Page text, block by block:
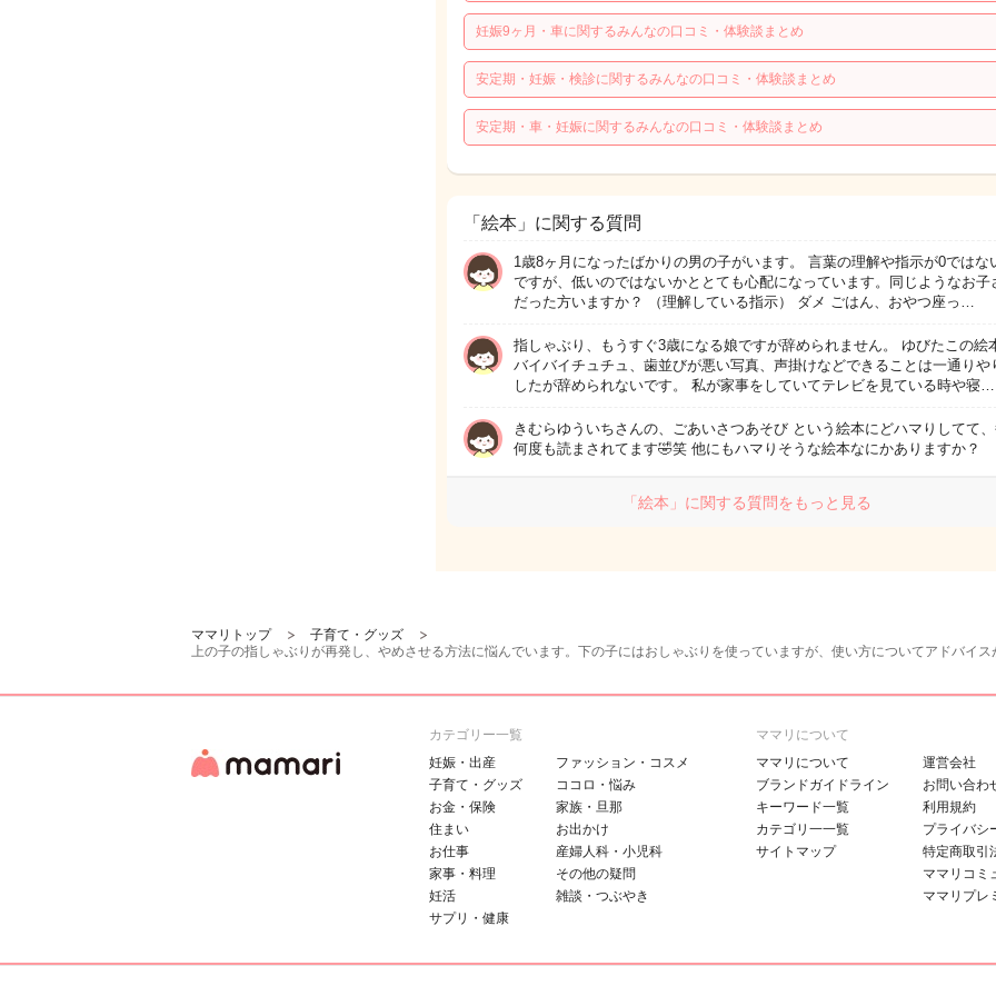
妊娠9ヶ月・車に関するみんなの口コミ・体験談まとめ
安定期・妊娠・検診に関するみんなの口コミ・体験談まとめ
安定期・車・妊娠に関するみんなの口コミ・体験談まとめ
「絵本」に関する質問
1歳8ヶ月になったばかりの男の子がいます。 言葉の理解や指示が0ではな
ですが、低いのではないかととても心配になっています。同じようなお子
だった方いますか？ （理解している指示） ダメ ごはん、おやつ座っ…
指しゃぶり、もうすぐ3歳になる娘ですが辞められません。 ゆびたこの絵
バイバイチュチュ、歯並びが悪い写真、声掛けなどできることは一通りや
したが辞められないです。 私が家事をしていてテレビを見ている時や寝…
きむらゆういちさんの、ごあいさつあそび という絵本にどハマりしてて、
何度も読まされてます🤣笑 他にもハマりそうな絵本なにかありますか？
「絵本」に関する質問をもっと見る
ママリトップ
子育て・グッズ
上の子の指しゃぶりが再発し、やめさせる方法に悩んでいます。下の子にはおしゃぶりを使っていますが、使い方についてアドバイス
カテゴリー一覧
妊娠・出産
子育て・グッズ
お金・保険
住まい
お仕事
家事・料理
妊活
サプリ・健康
ファッション・コスメ
ココロ・悩み
家族・旦那
お出かけ
産婦人科・小児科
その他の疑問
雑談・つぶやき
ママリについて
ママリについて
ブランドガイドライン
キーワード一覧
カテゴリ一一覧
サイトマップ
運営会社
お問い合わ
利用規約
プライバシ
特定商取引
ママリコミ
ママリプレ